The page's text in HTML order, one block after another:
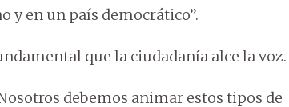
y en un país democrático’’.
que la ciudadanía alce la voz.
debemos animar estos tipos de